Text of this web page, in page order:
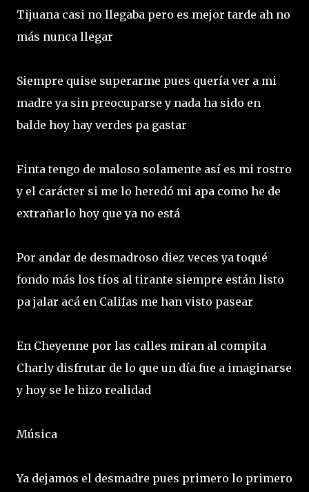
Tijuana casi no llegaba pero es mejor tarde ah no
más nunca llegar
Siempre quise superarme pues quería ver a mi
madre ya sin preocuparse y nada ha sido en
balde hoy hay verdes pa gastar
Finta tengo de maloso solamente así es mi rostro
y el carácter si me lo heredó mi apa como he de
extrañarlo hoy que ya no está
Por andar de desmadroso diez veces ya toqué
fondo más los tíos al tirante siempre están listo
pa jalar acá en Califas me han visto pasear
En Cheyenne por las calles miran al compita
Charly disfrutar de lo que un día fue a imaginarse
y hoy se le hizo realidad
Música
Ya dejamos el desmadre pues primero lo primero